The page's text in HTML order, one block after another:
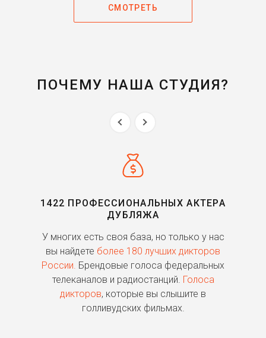
СМОТРЕТЬ
ПОЧЕМУ НАША СТУДИЯ?
1422 ПРОФЕССИОНАЛЬНЫХ АКТЕРА
ДУБЛЯЖА
У многих есть своя база, но только у нас
вы найдете более 180 лучших дикторов
России. Брендовые голоса федеральных
телеканалов и радиостанций. Голоса
дикторов, которые вы слышите в
голливудских фильмах.